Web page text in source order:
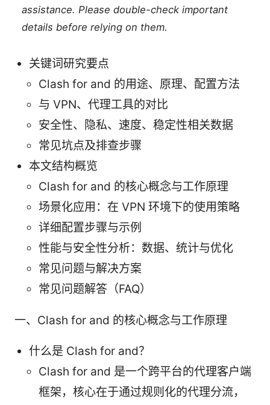
assistance. Please double-check important
details before relying on them.
关键词研究要点
Clash for and 的用途、原理、配置方法
与 VPN、代理工具的对比
安全性、隐私、速度、稳定性相关数据
常见坑点及排查步骤
本文结构概览
Clash for and 的核心概念与工作原理
场景化应用：在 VPN 环境下的使用策略
详细配置步骤与示例
性能与安全性分析：数据、统计与优化
常见问题与解决方案
常见问题解答（FAQ）
一、Clash for and 的核心概念与工作原理
什么是 Clash for and？
Clash for and 是一个跨平台的代理客户端
框架，核心在于通过规则化的代理分流，